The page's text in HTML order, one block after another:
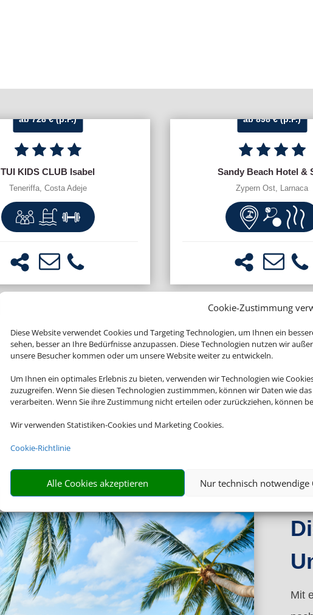
Cookie-Zustimmung
Diese Website verwendet Cookies und Targeting Technologien, um Ihnen ein
sehen, besser an Ihre Bedürfnisse anzupassen. Diese Technologien nutzen wir
unsere Besucher kommen oder um unsere Website weiter zu entwickeln.
Um Ihnen ein optimales Erlebnis zu bieten, verwenden wir Technologien wie
zuzugreifen. Wenn Sie diesen Technologien zustimmmen, können wir Daten wie
verarbeiten. Wenn Sie ihre Zustimmung nicht erteilen oder zurückziehen, können
Wir verwenden Statistiken-Cookies und Marketing Cookies.
Cookie-Richtlinie
Alle Cookies akzeptieren Nur technisch notwendige
ab 728 € (p.P.)
TUI KIDS CLUB Isabel
Teneriffa, Costa Adeje
ab 898 € (p.P.)
Sandy Beach Hotel &
Zypern Ost, Larnaca
Mit